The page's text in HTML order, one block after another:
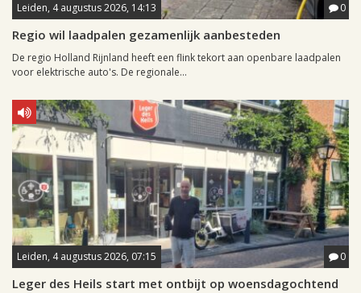
Leiden, 4 augustus 2026, 14:13 0
Regio wil laadpalen gezamenlijk aanbesteden
De regio Holland Rijnland heeft een flink tekort aan openbare laadpalen
voor elektrische auto's. De regionale...
Leiden, 4 augustus 2026, 07:15 0
Leger des Heils start met ontbijt op woensdagochtend